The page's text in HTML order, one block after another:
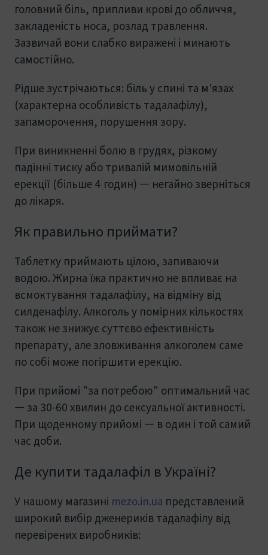
головний біль, припливи крові до обличчя,
закладеність носа, розлад травлення.
Зазвичай вони слабко виражені і минають
самостійно.
Рідше зустрічаються: біль у спині та м'язах
(характерна особливість тадалафілу),
запаморочення, порушення зору.
При виникненні болю в грудях, різкому
падінні тиску або тривалій мимовільній
ерекції (більше 4 годин) — негайно зверніться
до лікаря.
Як правильно приймати?
Таблетку приймають цілою, запиваючи
водою. Жирна їжа практично не впливає на
всмоктування тадалафілу, на відміну від
силденафілу. Алкоголь у помірних кількостях
також не знижує суттєво ефективність
препарату, але зловживання алкоголем саме
по собі може погіршити ерекцію.
При прийомі "за потребою" оптимальний час
— за 30-60 хвилин до сексуальної активності.
При щоденному прийомі — в один і той самий
час доби.
Де купити тадалафіл в Україні?
У нашому магазині mezo.in.ua представлений
широкий вибір дженериків тадалафілу від
перевірених виробників: